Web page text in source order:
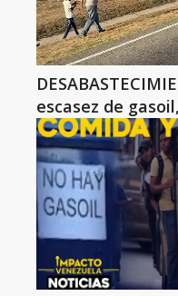
escasez de